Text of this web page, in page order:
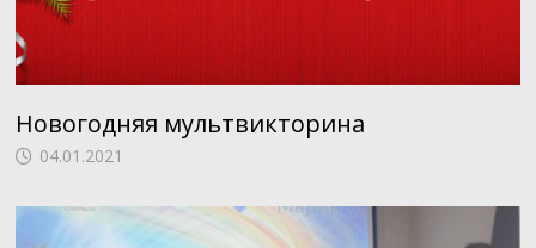
Новогодняя мультвикторина
04.01.2021